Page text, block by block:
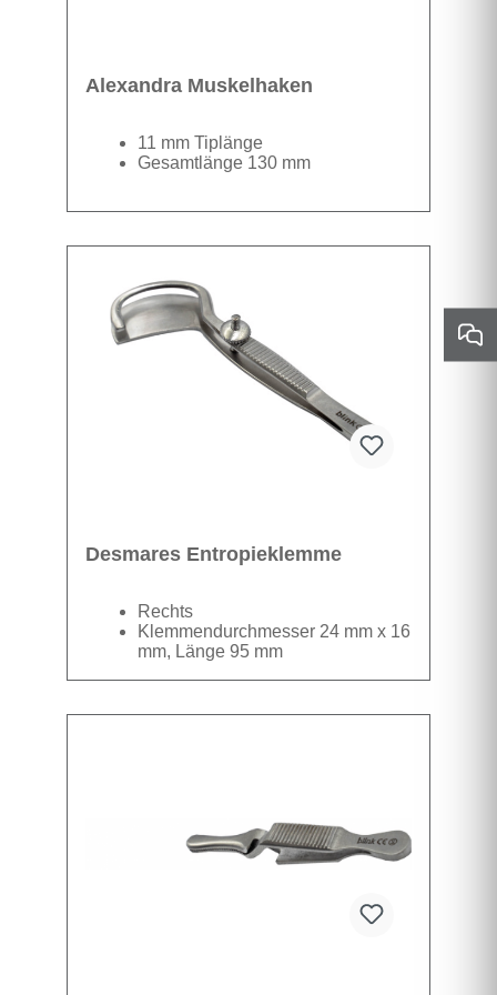
Alexandra Muskelhaken
11 mm Tiplänge
Gesamtlänge 130 mm
Desmares Entropieklemme
Rechts
Klemmendurchmesser 24 mm x 16
mm, Länge 95 mm